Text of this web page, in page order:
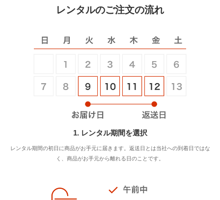
レンタルのご注文の流れ
1. レンタル期間を選択
レンタル期間の初日に商品がお手元に届きます。返送日とは当社への到着日ではな
く、商品がお手元から離れる日のことです。